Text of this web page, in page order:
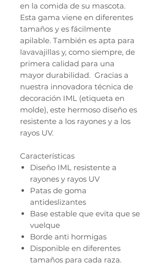
en la comida de su mascota.
Esta gama viene en diferentes
tamaños y es fácilmente
apilable. También es apta para
lavavajillas y, como siempre, de
primera calidad para una
mayor durabilidad. Gracias a
nuestra innovadora técnica de
decoración IML (etiqueta en
molde), este hermoso diseño es
resistente a los rayones y a los
rayos UV.
Características
Diseño IML resistente a
rayones y rayos UV
Patas de goma
antideslizantes
Base estable que evita que se
vuelque
Borde anti hormigas
Disponible en diferentes
tamaños para cada raza.